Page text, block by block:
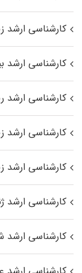
کارشناسی
کارشناسی ارشد
کارشناسی ارشد
کارشناسی
کارشناسی
کارشناسی ارشد
کارشناسی ارشد